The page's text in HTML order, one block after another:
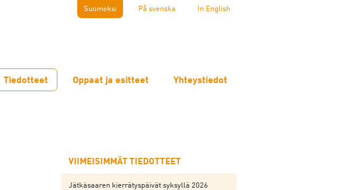
Suomeksi På svenska In English
Tiedotteet Oppaat ja esitteet Yhteystiedot
VIIMEISIMMÄT TIEDOTTEET
Jätkäsaaren kierrätyspäivät syksyllä 2026